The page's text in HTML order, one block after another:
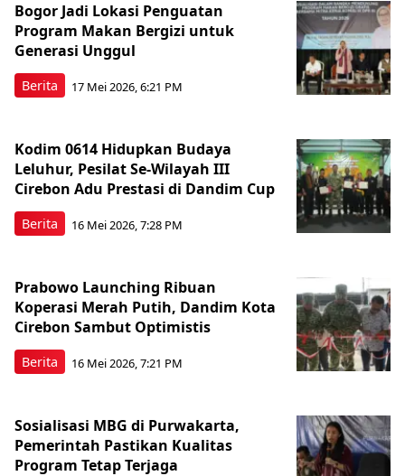
Berita
Bogor Jadi Lokasi Penguatan
Program Makan Bergizi untuk
Generasi Unggul
17 Mei 2026, 6:21 PM
Berita
Kodim 0614 Hidupkan Budaya
Leluhur, Pesilat Se-Wilayah III
Cirebon Adu Prestasi di Dandim Cup
16 Mei 2026, 7:28 PM
Berita
Prabowo Launching Ribuan
Koperasi Merah Putih, Dandim Kota
Cirebon Sambut Optimistis
16 Mei 2026, 7:21 PM
Sosialisasi MBG di Purwakarta,
Pemerintah Pastikan Kualitas
Program Tetap Terjaga